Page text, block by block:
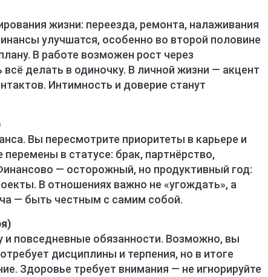
жизни: переезда, ремонта, налаживания
улучшатся, особенно во второй половине
В работе возможен рост через
делать в одиночку. В личной жизни — акцент
Интимность и доверие станут
Вы пересмотрите приоритеты в карьере и
в статусе: брак, партнёрство,
— осторожный, но продуктивный год:
В отношениях важно не «угождать», а
— быть честным с самим собой.
и повседневные обязанности. Возможно, вы
дисциплины и терпения, но в итоге
Здоровье требует внимания — не игнорируйте